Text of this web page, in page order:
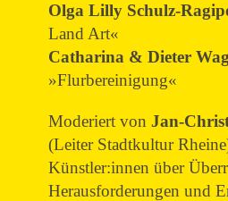
Olga Lilly Schulz-
Land Art«
Catharina & Dieter
»Flurbereinigung«
Moderiert von Jan-
(Leiter Stadtkultur
Künstler:innen über
Herausforderungen und